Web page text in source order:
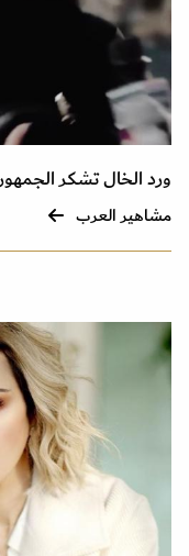
ورد الخال تشكر
مشاهير العرب